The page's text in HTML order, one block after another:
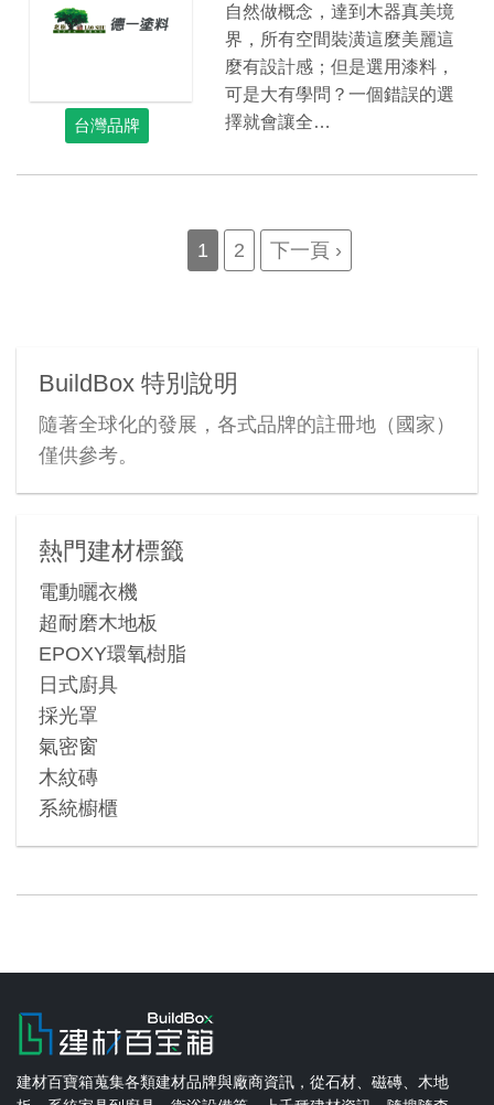
台灣品牌
自然做概念，達到木器真美境
界，所有空間裝潢這麼美麗這
麼有設計感；但是選用漆料，
可是大有學問？一個錯誤的選
擇就會讓全…
Current
1 Page
2
Next
下一頁 ›
BuildBox 特別說明
隨著全球化的發展，各式品牌的註冊地（國家）
僅供參考。
熱門建材標籤
電動曬衣機
超耐磨木地板
EPOXY環氧樹脂
日式廚具
採光罩
氣密窗
木紋磚
系統櫥櫃
建材百寶箱蒐集各類建材品牌與廠商資訊，從石材、磁磚、木地